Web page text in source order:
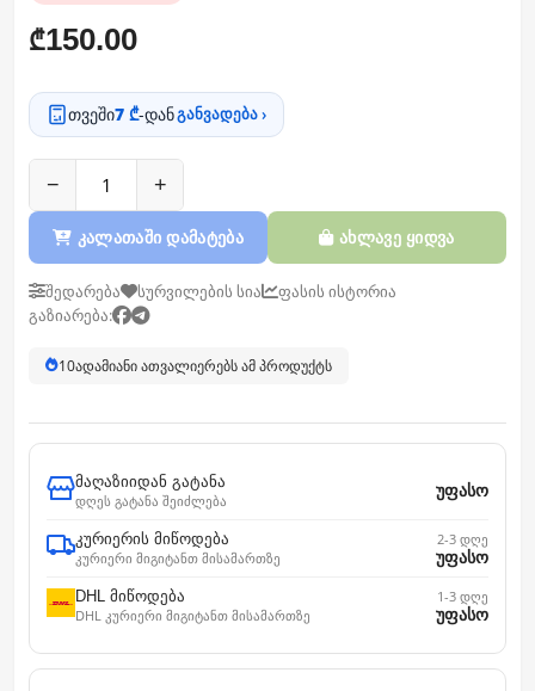
₾150.00
თვეში7 ₾-დანგანვადება ›
− +
კალათაში დამატება ახლავე ყიდვა
შედარება სურვილების სია
ფასის ისტორია
გაზიარება:
10ადამიანი ათვალიერებს ამ პროდუქტს
მაღაზიიდან გატანა
დღეს გატანა შეიძლება
უფასო
კურიერის მიწოდება
კურიერი მიგიტანთ მისამართზე
2-3 დღე
უფასო
DHL მიწოდება
DHL კურიერი მიგიტანთ მისამართზე
1-3 დღე
უფასო